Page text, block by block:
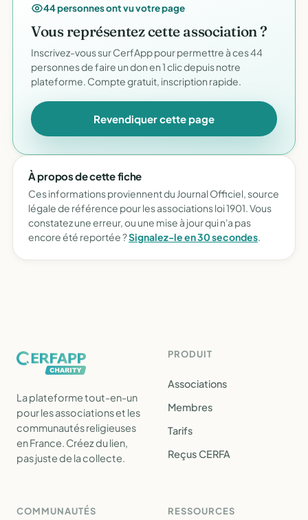
44 personnes ont vu votre page
Vous représentez cette association ?
Inscrivez-vous sur CerfApp pour permettre à ces 44
personnes de faire un don en 1 clic depuis notre
plateforme. Compte gratuit, inscription rapide.
Revendiquer cette page
À propos de cette fiche
Ces informations proviennent du Journal Officiel, source
légale de référence pour les associations loi 1901. Vous
constatez une erreur, ou une mise à jour qui n'a pas
encore été reportée ?Signalez-le en 30 secondes.
La plateforme tout-en-un
pour les associations et les
communautés religieuses
en France. Créez du lien,
pas juste de la collecte.
PRODUIT
Associations
Membres
Tarifs
Reçus CERFA
COMMUNAUTÉS RESSOURCES